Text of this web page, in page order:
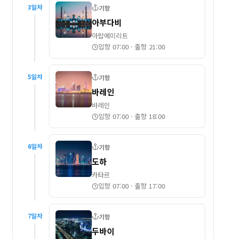
3일차 기항
아부다비
아랍에미리트
입항 07:00 · 출항 21:00
5일차 기항
바레인
바레인
입항 07:00 · 출항 18:00
6일차 기항
도하
카타르
입항 07:00 · 출항 17:00
7일차 기항
두바이